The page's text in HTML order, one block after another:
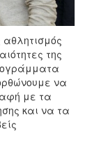
αθλητισμός
της
να
με τα
και να τα